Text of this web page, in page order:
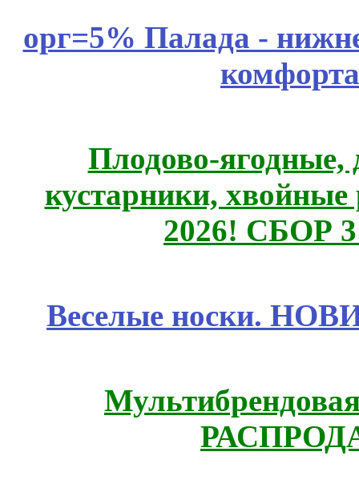
орг=5% Палада -
Плодово-ягодные,
кустарники,
2026! СБОР
Веселые носки.